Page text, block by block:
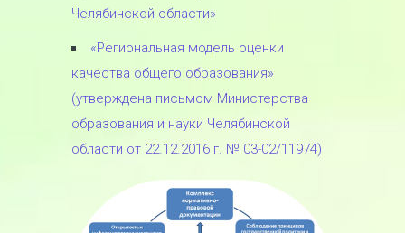
Челябинской области»
«Региональная модель оценки
качества общего образования»
(утверждена письмом Министерства
образования и науки Челябинской
области от 22.12.2016 г. № 03-02/11974)